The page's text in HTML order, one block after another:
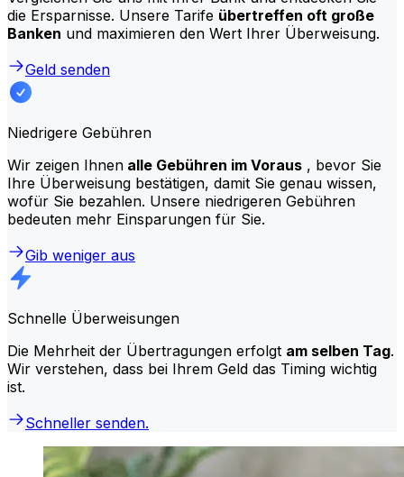
die Ersparnisse. Unsere Tarife übertreffen oft große
Banken und maximieren den Wert Ihrer Überweisung.
Geld senden
Niedrigere Gebühren
Wir zeigen Ihnen alle Gebühren im Voraus , bevor Sie
Ihre Überweisung bestätigen, damit Sie genau wissen,
wofür Sie bezahlen. Unsere niedrigeren Gebühren
bedeuten mehr Einsparungen für Sie.
Gib weniger aus
Schnelle Überweisungen
Die Mehrheit der Übertragungen erfolgt am selben Tag.
Wir verstehen, dass bei Ihrem Geld das Timing wichtig
ist.
Schneller senden.